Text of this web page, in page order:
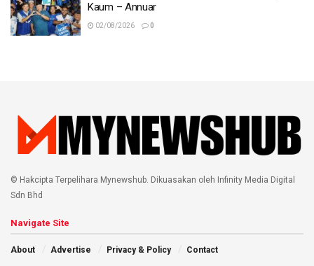
Kaum – Annuar
02/08/2026 0
© Hakcipta Terpelihara Mynewshub. Dikuasakan oleh Infinity Media Digital
Sdn Bhd
Navigate Site
About Advertise Privacy & Policy Contact